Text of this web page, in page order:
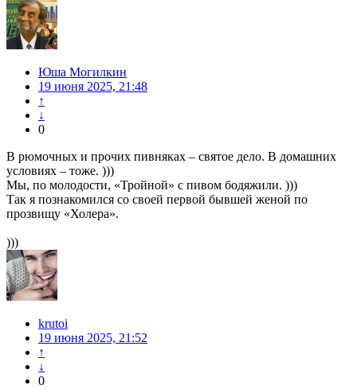
Юша Могилкин
19 июня 2025, 21:48
↑
↓
0
В рюмочных и прочих пивняках – святое дело. В домашних
условиях – тоже. )))
Мы, по молодости, «Тройной» с пивом бодяжили. )))
Так я познакомился со своей первой бывшей женой по
прозвищу «Холера».
)))
krutoi
19 июня 2025, 21:52
↑
↓
0